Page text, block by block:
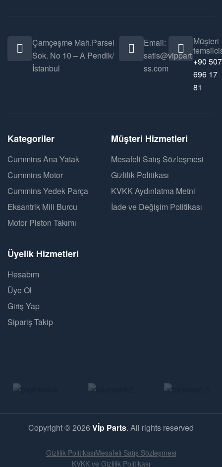
Çamçeşme Mah.Parsel
Sok. No 10 – A Pendik/
İstanbul
Email:
satis@vippart
ss.com
Müşteri
+90 507
696 17
81
Kategoriler
Cummins Ana Yatak
Cummins Motor
Cummins Yedek Parça
Eksantrik Mili Burcu
Motor Piston Takımı
Müşteri Hizmetleri
Mesafeli Satış Sözleşmesi
Gizlilik Politikası
KVKK Aydınlatma Metni
İade ve Değişim Politikası
Üyelik Hizmetleri
Hesabım
Üye Ol
Giriş Yap
Sipariş Takip
Copyright © 2026 Vİp Parts. All rights reserved
Gizlilik PolitikasıMesafeli Satış Sözleşmesi
KVKK ve Gizlilik Politikası